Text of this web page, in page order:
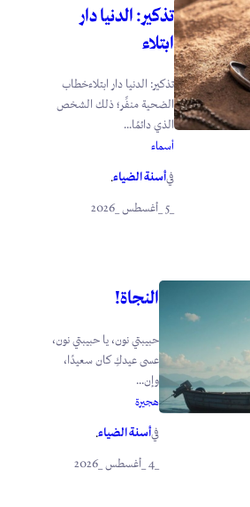
تذكير: الدنيا دار
ابتلاء
تذكير: الدنيا دار ابتلاءخطاب
الضحية منفِّر؛ ذلك الشخص
الذي دائمًا...
أسماء
فيأسنة الضياء.
_5 _أغسطس _2026
النجاة!
حبيبتي نون، يا حبيبتي نون،
عسى عيدكِ كان سعيدًا،
وإن...
هجيرة
فيأسنة الضياء.
_4 _أغسطس _2026